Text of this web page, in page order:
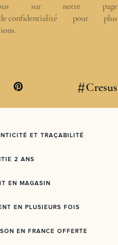
vous sur notre page
confidentialité pour plus
#Cresus
ET TRAÇABILITÉ
2 ANS
EN MAGASIN
EN PLUSIEURS FOIS
EN FRANCE OFFERTE